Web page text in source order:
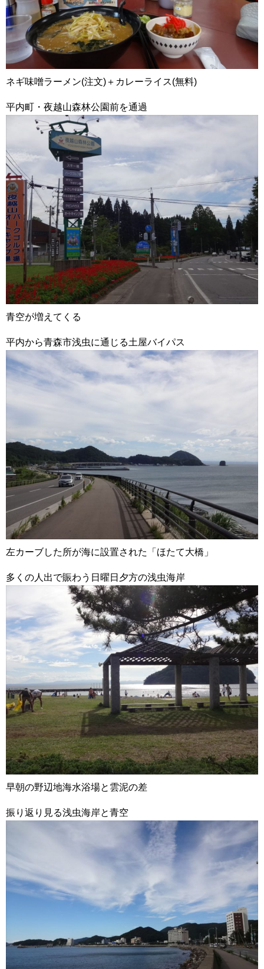
ネギ味噌ラーメン(注文)＋カレーライス(無料)
平内町・夜越山森林公園前を通過
青空が増えてくる
平内から青森市浅虫に通じる土屋バイパス
左カーブした所が海に設置された「ほたて大橋」
多くの人出で賑わう日曜日夕方の浅虫海岸
早朝の野辺地海水浴場と雲泥の差
振り返り見る浅虫海岸と青空